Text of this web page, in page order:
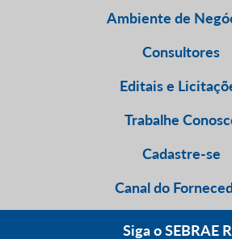
Ambiente de
Consultores
Editais e
Trabalhe
Cadastre-se
Canal do
Siga o SEBRAE